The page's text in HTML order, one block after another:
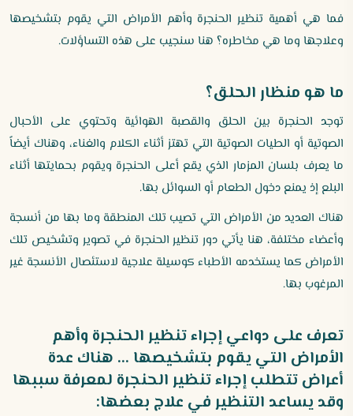
فما هي أهمية تنظير الحنجرة وأهم الأمراض التي يقوم بتشخيصها
وعلاجها وما هي مخاطره؟ هنا سنجيب على هذه التساؤلات.
ما هو منظار الحلق؟
توجد الحنجرة بين الحلق والقصبة الهوائية وتحتوي على الأحبال
الصوتية أو الطيات الصوتية التي تهتز أثناء الكلام والغناء، وهناك أيضاً
ما يعرف بلسان المزمار الذي يقع أعلى الحنجرة ويقوم بحمايتها أثناء
البلع إذ يمنع دخول الطعام أو السوائل بها.
هناك العديد من الأمراض التي تصيب تلك المنطقة وما بها من أنسجة
وأعضاء مختلفة، هنا يأتي دور تنظير الحنجرة في تصوير وتشخيص تلك
الأمراض كما يستخدمه الأطباء كوسيلة علاجية لاستئصال الأنسجة غير
المرغوب بها.
تعرف على دواعي إجراء تنظير الحنجرة وأهم
الأمراض التي يقوم بتشخيصها ... هناك عدة
أعراض تتطلب إجراء تنظير الحنجرة لمعرفة سببها
وقد يساعد التنظير في علاج بعضها: